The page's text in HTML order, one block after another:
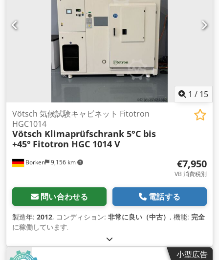
1 / 15
Borken 9,156 km
Vötsch 気候試験キャビネット Fitotron
HGC1014
Vötsch Klimaprüfschrank 5°C bis
+45° Fitotron HGC 1014 V
€7,950
VB 消費税別
問い合わせる 電話する
製造年: 2012, コンディション: 非常に良い（中古） , 機能: 完全
に稼働しています,
小型広告